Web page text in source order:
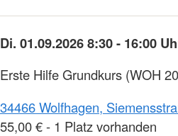
Di. 01.09.2026 8:30 - 16:00
Erste Hilfe Grundkurs (WOH
34466 Wolfhagen,
55,00 € - 1 Platz vorhanden